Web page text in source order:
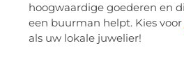
hoogwaardige goederen en
een buurman helpt. Kies voor
als uw lokale juwelier!